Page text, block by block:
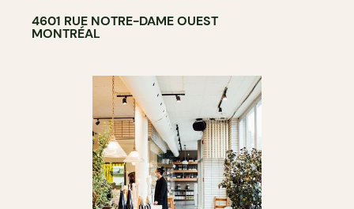
4601 RUE NOTRE-DAME OUEST
MONTRÉAL